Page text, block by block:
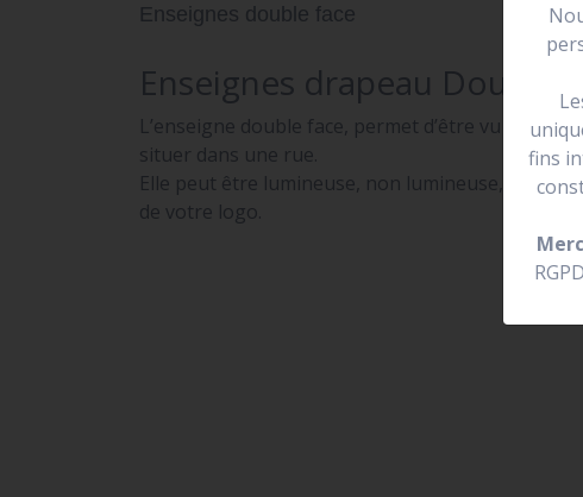
Enseignes double face
Enseignes drapeau Double
L’enseigne double face, permet d’être vu de loin
situer dans une rue.
Elle peut être lumineuse, non lumineuse,
de votre logo.
fins